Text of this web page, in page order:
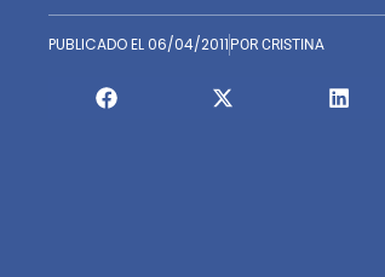
PUBLICADO EL 06/04/2011 POR CRISTINA